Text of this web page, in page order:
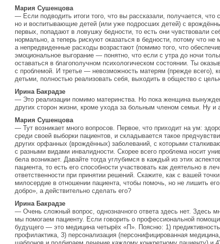
Мария Сушенцова
— Если подводить итоги того, что вы рассказали, получается, что
но и воспитывающие детей (или уже подросших детей) с
первых, попадают в ловушку бедности, то есть они чувствовали
нормально, а теперь рискуют оказаться в бедности, потому что не
а непредвиденные расходы возрастают (помимо того, что
эмоциональное выгорание — понятно, что если с утра до ночи
оставаться в благополучном психологическом состоянии. Ты
с проблемой. И третье — невозможность матерям (прежде всего),
детьми, полностью реализовать себя, выходить в общество с
Ирина Бакрадзе
— Это реализации помимо материнства. Но пока женщина
других сторон жизни, кроме ухода за больным членом семьи. Ну и
Мария Сушенцова
— Тут возникает много вопросов. Первое, что приходит на ум:
среди своей выборки пациентов, и складывается такое
других орфанных (врождённых) заболеваний, с которыми
с разными видами инвалидности. Скорее всего проблема носит
бела возникает. Давайте тогда углубимся в каждый из этих
пациента, то есть его способности участвовать как деятельно в
ответственности при принятии решений. Скажите, как с вашей
милосердие в отношении пациента, чтобы помочь, но не лишить
добро», а действительно сделать его?
Ирина Бакрадзе
— Очень сложный вопрос, однозначного ответа здесь нет. Здесь
мы помогаем пациенту. Если говорить о профессиональной
будущего — это медицина четырёх «П». Поясню: 1) предиктивность
профилактика, 3) персонализация (персонифицированная